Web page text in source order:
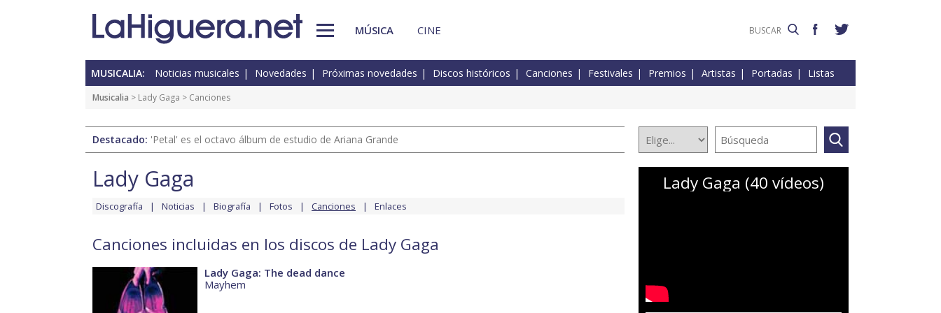
MÚSICA CINE
MUSICALIA: Noticias musicales Novedades Próximas novedades Discos históricos Canciones Festivales Premios Artistas Portadas Listas
Musicalia > Lady Gaga > Canciones
Destacado: 'Petal' es el octavo álbum de estudio de Ariana Grande
Lady Gaga
Discografía Noticias Biografía Fotos Canciones Enlaces
Canciones incluidas en los discos de Lady Gaga
Lady Gaga: The dead dance
Mayhem
Lady Gaga (40 vídeos)